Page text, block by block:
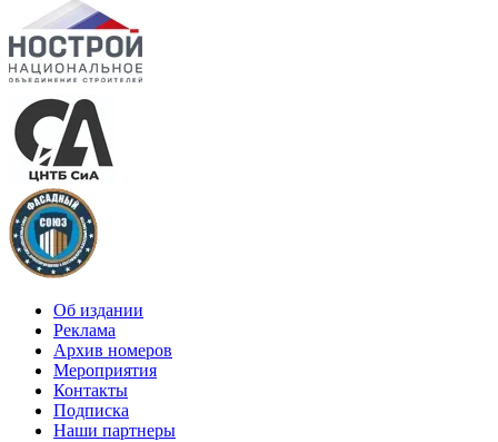
Об издании
Реклама
Архив номеров
Мероприятия
Контакты
Подписка
Наши партнеры